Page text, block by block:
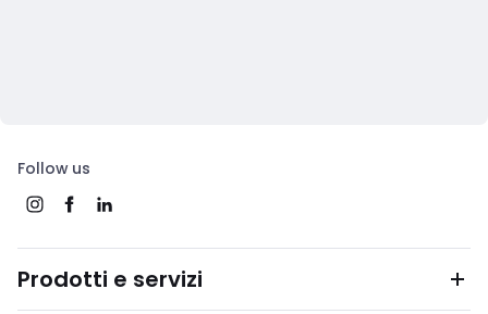
Follow us
Prodotti e servizi